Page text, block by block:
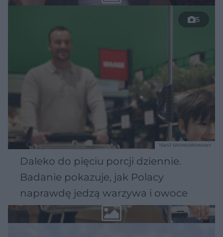
5
Daleko do pięciu porcji dziennie.
Badanie pokazuje, jak Polacy
naprawdę jedzą warzywa i owoce
TEKST SPONSOROWANY